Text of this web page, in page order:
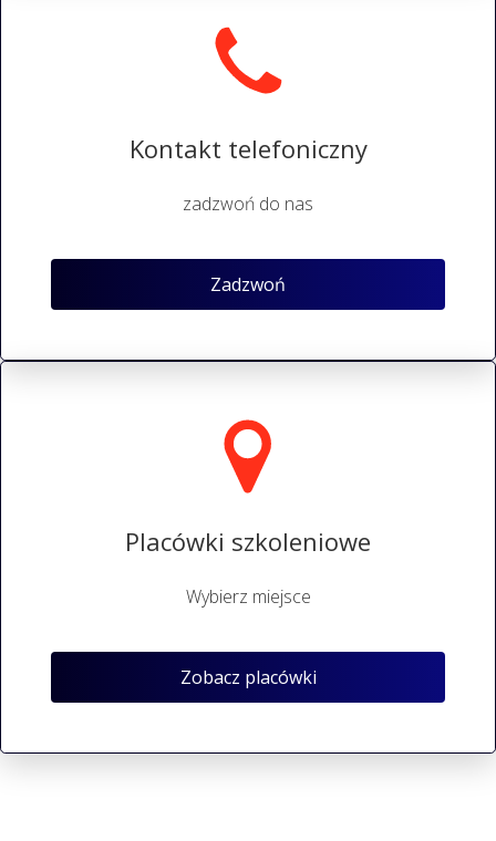
Kontakt telefoniczny
zadzwoń do nas
Zadzwoń
Placówki szkoleniowe
Wybierz miejsce
Zobacz placówki